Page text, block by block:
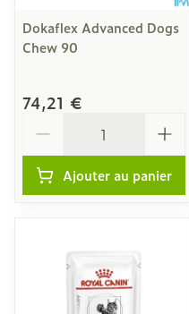
Dokaflex Advanced Dogs
Chew 90
74,21 €
Ajouter au panier